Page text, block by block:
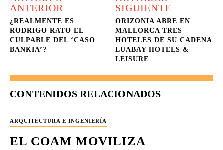
ANTERIOR
¿REALMENTE ES
RODRIGO RATO EL
CULPABLE DEL ‘CASO
BANKIA’?
SIGUIENTE
ORIZONIA ABRE EN
MALLORCA TRES
HOTELES DE SU CADENA
LUABAY HOTELS &
LEISURE
CONTENIDOS RELACIONADOS
ARQUITECTURA E INGENIERÍA
EL COAM MOVILIZA